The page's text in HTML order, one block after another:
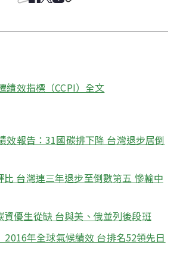
績效指標（CCPI）全文
效報告：31國碳排下降 台灣退步居倒
比 台灣連三年退步至倒數第五 慘輸中
資優生從缺 台與美、俄並列後段班
2016年全球氣候績效 台排名52領先日